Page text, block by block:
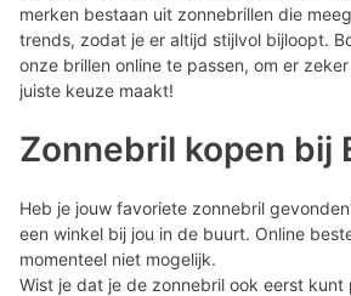
merken bestaan uit zonnebrillen die
trends, zodat je er altijd stijlvol bijloopt.
onze brillen online te passen, om er
juiste keuze maakt!
Zonnebril kopen bij
Heb je jouw favoriete zonnebril
een winkel bij jou in de buurt. Online
momenteel niet mogelijk.
Wist je dat je de zonnebril ook eerst kunt